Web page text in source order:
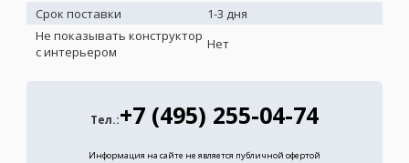
Срок поставки
1-3 дня
Не показывать конструктор
с интерьером
Нет
Тел.:+7 (495) 255-04-74
Информация на сайте не является публичной офертой